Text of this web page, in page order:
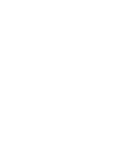
facturar